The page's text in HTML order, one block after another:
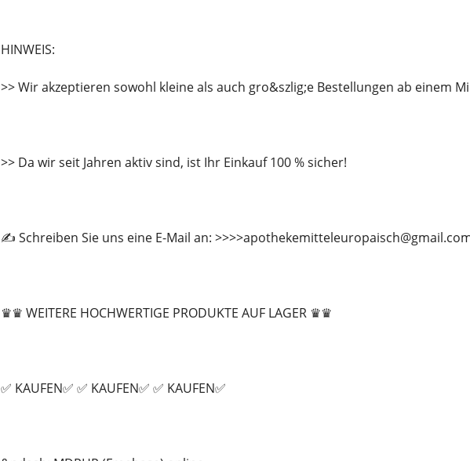
HINWEIS:
>> Wir akzeptieren sowohl kleine als auch gro&szlig;e Bestellungen ab einem
>> Da wir seit Jahren aktiv sind, ist Ihr Einkauf 100 % sicher!
✍️ Schreiben Sie uns eine E-Mail an:
♛♛ WEITERE HOCHWERTIGE PRODUKTE AUF LAGER ♛♛
✅ KAUFEN✅ ✅ KAUFEN✅ ✅ KAUFEN✅